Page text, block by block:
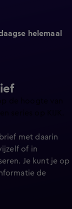
helemaal
de hoogte van
met daarin
of in
Je kunt je op
de